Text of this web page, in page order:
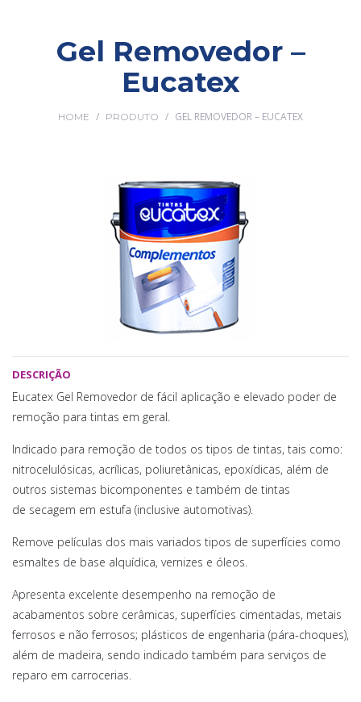
Gel Removedor –
Eucatex
HOME / PRODUTO / GEL REMOVEDOR – EUCATEX
DESCRIÇÃO
Eucatex Gel Removedor de fácil aplicação e elevado poder de
remoção para tintas em geral.
Indicado para remoção de todos os tipos de tintas, tais como:
nitrocelulósicas, acrílicas, poliuretânicas, epoxídicas, além de
outros sistemas bicomponentes e também de tintas
de secagem em estufa (inclusive automotivas).
Remove películas dos mais variados tipos de superfícies como
esmaltes de base alquídica, vernizes e óleos.
Apresenta excelente desempenho na remoção de
acabamentos sobre cerâmicas, superfícies cimentadas, metais
ferrosos e não ferrosos; plásticos de engenharia (pára-choques),
além de madeira, sendo indicado também para serviços de
reparo em carrocerias.